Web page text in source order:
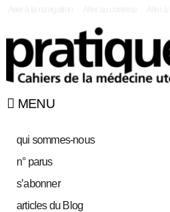
MENU
qui sommes-nous
n° parus
s’abonner
articles du Blog